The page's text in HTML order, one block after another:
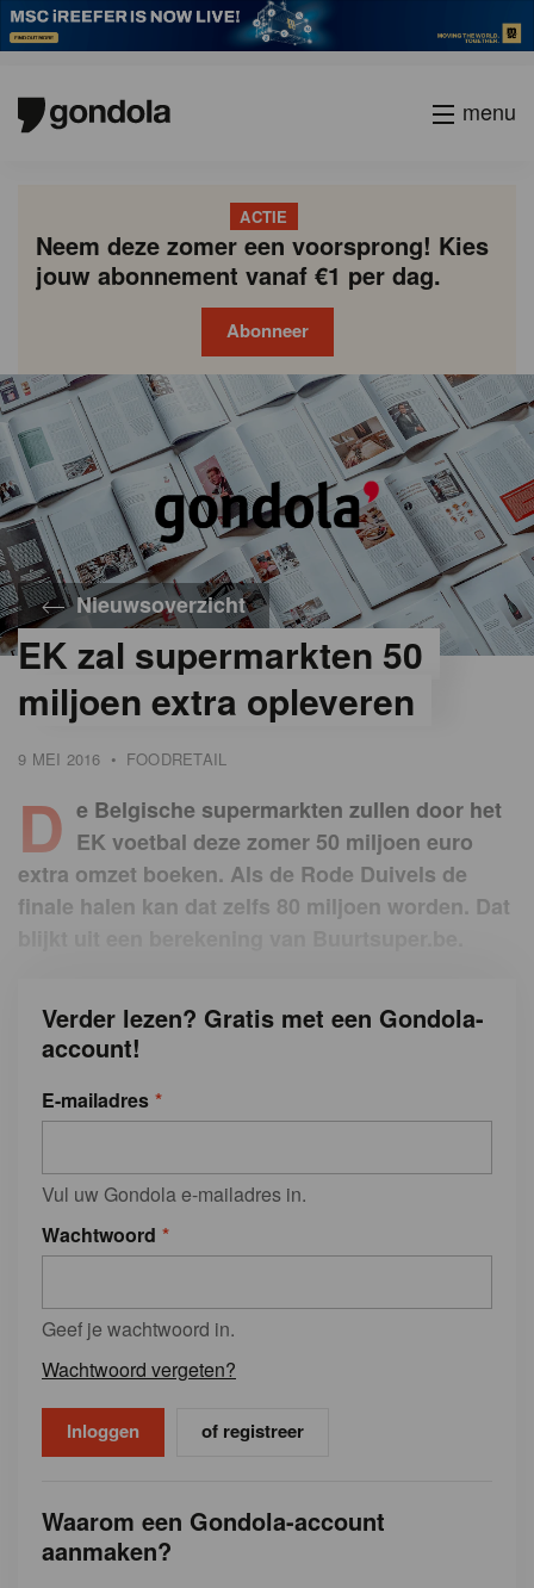
menu
ACTIE
Neem deze zomer een voorsprong! Kies
jouw abonnement vanaf €1 per dag.
Abonneer
Nieuwsoverzicht
EK zal supermarkten 50
miljoen extra opleveren
9 MEI 2016 • FOODRETAIL
D e Belgische supermarkten zullen door het
EK voetbal deze zomer 50 miljoen euro
extra omzet boeken. Als de Rode Duivels de
finale halen kan dat zelfs 80 miljoen worden. Dat
Verder lezen? Gratis met een Gondola-
account!
E-mailadres
Vul uw Gondola e-mailadres in.
Wachtwoord
Geef je wachtwoord in.
Wachtwoord vergeten?
of registreer
Waarom een Gondola-account
aanmaken?
Gondola
academy
Gondola
society